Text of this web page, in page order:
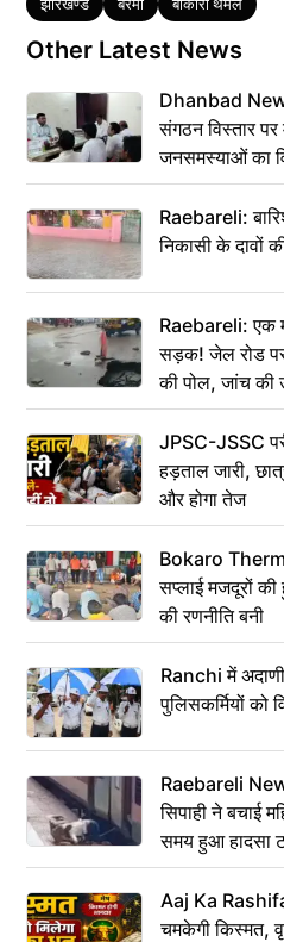
Other Latest News
Dhanbad
संगठन विस्तार
जनसमस्याओं का
Raebareli:
निकासी के दावों
Raebareli: एक
सड़क! जेल रोड पर
की पोल, जांच की
JPSC-JSSC
हड़ताल जारी,
और होगा तेज
Bokaro
सप्लाई मजदूरों
की रणनीति बनी
Ranchi में
पुलिसकर्मियों को
Raebareli
सिपाही ने बचाई
समय हुआ हादसा
Aaj Ka
चमकेगी किस्मत,